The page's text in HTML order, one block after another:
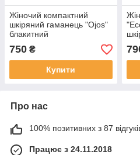
Жіночий компактний
шкіряний гаманець "Ojos"
блакитний
750 ₴
Купити
Про нас
100% позитивних з 87
Працює з 24.11.2018